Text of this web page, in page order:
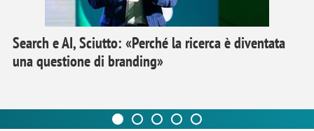
Search e AI, Sciutto: «Perché la ricerca è diventata
una questione di branding»